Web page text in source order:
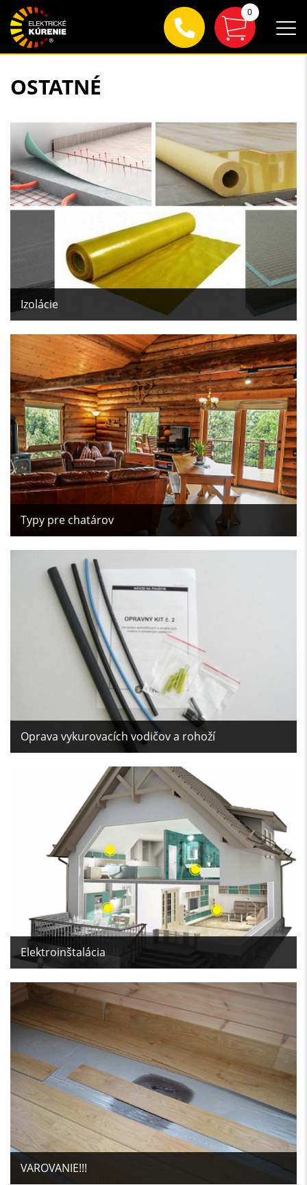
OSTATNÉ
Izolácie
Typy pre chatárov
Oprava vykurovacích vodičov a rohoží
Elektroinštalácia
VAROVANIE!!!
0